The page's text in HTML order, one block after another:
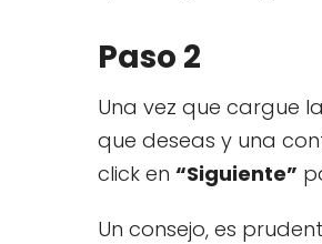
Paso 2
Una vez que cargue
que deseas y una
click en “Siguiente”
Un consejo, es